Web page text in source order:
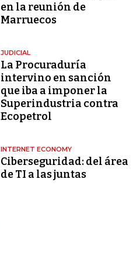
en la reunión de
Marruecos
JUDICIAL
La Procuraduría
intervino en sanción
que iba a imponer la
Superindustria contra
Ecopetrol
INTERNET ECONOMY
Ciberseguridad: del área
de TI a las juntas